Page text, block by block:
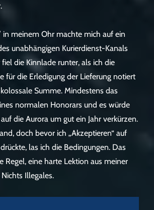
in meinem Ohr machte mich auf ein
unabhängigen Kurierdienst-Kanals
die Kinnlade runter, als ich die
für die Erledigung der Lieferung notiert
Summe. Mindestens das
normalen Honorars und es würde
die Aurora um gut ein Jahr verkürzen.
doch bevor ich „Akzeptieren“ auf
las ich die Bedingungen. Das
Regel, eine harte Lektion aus meiner
Illegales.